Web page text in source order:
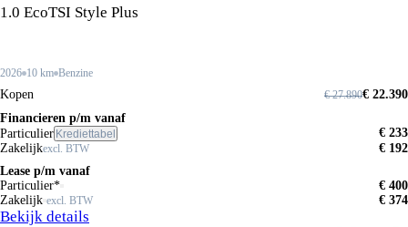
1.0 EcoTSI Style Plus
2026 10 km Benzine
Kopen € 22.390
€ 27.890
Financieren p/m vanaf
Particulier Krediettabel
€ 233
Zakelijkexcl. BTW
€ 192
Lease p/m vanaf
Particulier*
€ 400
Zakelijk excl. BTW € 374
Bekijk details